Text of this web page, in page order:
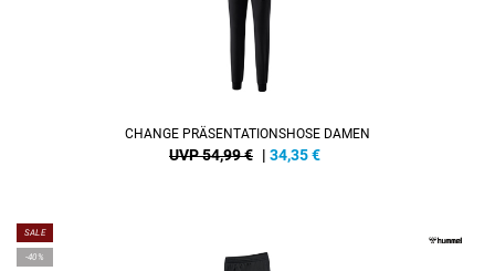
CHANGE PRÄSENTATIONSHOSE DAMEN
UVP 54,99 € | 34,35€
SALE
-40%